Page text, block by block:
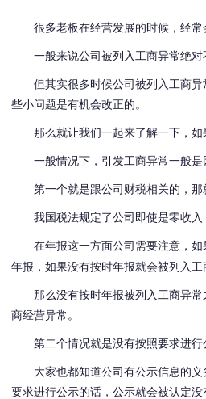
很多老板在经营发展的时候，经
一般来说公司被列入工商异常绝
但其实很多时候公司被列入工商
些小问题是有机会改正的。
那么就让我们一起来了解一下，
一般情况下，引发工商异常一般是
第一个就是跟公司财税相关的，那
我国税法规定了公司即使是零收
在年报这一方面公司需要注意，
年报，如果没有按时年报就会被列入工
那么没有按时年报被列入工商异常
商经营异常。
第二个情况就是没有按照要求进行
大家也都知道公司有公示信息的
要求进行公示的话，公示就会被认定